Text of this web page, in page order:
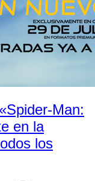
Man:
en la
los